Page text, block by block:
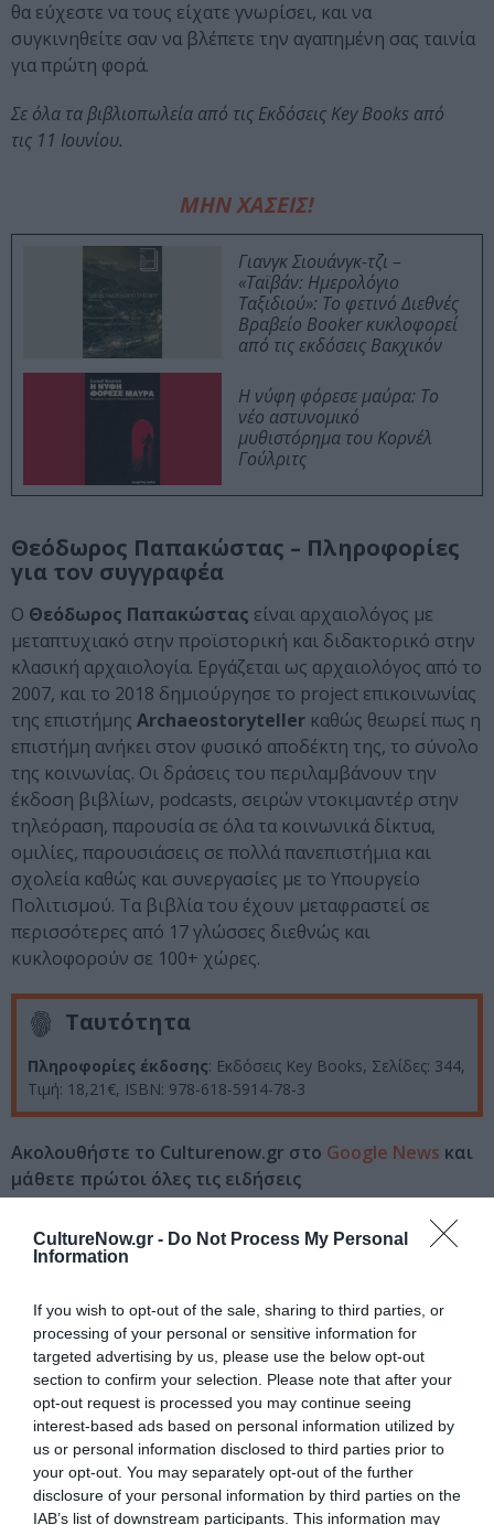
CultureNow.gr - Do Not Process My Personal
Information
If you wish to opt-out of the sale, sharing to third parties, or
processing of your personal or sensitive information for
targeted advertising by us, please use the below opt-out
section to confirm your selection. Please note that after your
opt-out request is processed you may continue seeing
interest-based ads based on personal information utilized by
us or personal information disclosed to third parties prior to
your opt-out. You may separately opt-out of the further
disclosure of your personal information by third parties on the
IAB’s list of downstream participants. This information may
θα εύχεστε να τους είχατε γνωρίσει, και να
συγκινηθείτε σαν να βλέπετε την αγαπημένη σας ταινία
για πρώτη φορά.
Σε όλα τα βιβλιοπωλεία από τις Εκδόσεις Key Books από
τις 11 Ιουνίου.
ΜΗΝ ΧΑΣΕΙΣ!
Γιανγκ Σιουάνγκ-τζι –
«Ταϊβάν: Ημερολόγιο
Ταξιδιού»: Το φετινό Διεθνές
Βραβείο Booker κυκλοφορεί
από τις εκδόσεις Βακχικόν
Η νύφη φόρεσε μαύρα: Το
νέο αστυνομικό
μυθιστόρημα του Κορνέλ
Γούλριτς
Θεόδωρος Παπακώστας – Πληροφορίες
για τον συγγραφέα
O Θεόδωρος Παπακώστας είναι αρχαιολόγος με
μεταπτυχιακό στην προϊστορική και διδακτορικό στην
κλασική αρχαιολογία. Εργάζεται ως αρχαιολόγος από το
2007, και το 2018 δημιούργησε το project επικοινωνίας
της επιστήμης Archaeostoryteller καθώς θεωρεί πως η
επιστήμη ανήκει στον φυσικό αποδέκτη της, το σύνολο
της κοινωνίας. Οι δράσεις του περιλαμβάνουν την
έκδοση βιβλίων, podcasts, σειρών ντοκιμαντέρ στην
τηλεόραση, παρουσία σε όλα τα κοινωνικά δίκτυα,
ομιλίες, παρουσιάσεις σε πολλά πανεπιστήμια και
σχολεία καθώς και συνεργασίες με το Υπουργείο
Πολιτισμού. Τα βιβλία του έχουν μεταφραστεί σε
περισσότερες από 17 γλώσσες διεθνώς και
κυκλοφορούν σε 100+ χώρες.
Ταυτότητα
Πληροφορίες έκδοσης: Εκδόσεις Key Books, Σελίδες: 344,
Τιμή: 18,21€, ΙSBN: 978-618-5914-78-3
Ακολουθήστε το Culturenow.gr στο Google News και
μάθετε πρώτοι όλες τις ειδήσεις
Δείτε όλα τα
τελευταία νέα
για την Τέχνη και τον
Πολιτισμό στοCulturenow.gr
Νέοι Διαγωνισμοί❯
Tags
ΔΟΚΙΜΙΑ - ΜΕΛΕΤΕΣ
ΕΚΔΟΣΕΙΣ KEY BOOKS
ΕΛΛΗΝΕΣ ΣΥΓΓΡΑΦΕΙΣ
Newsletter